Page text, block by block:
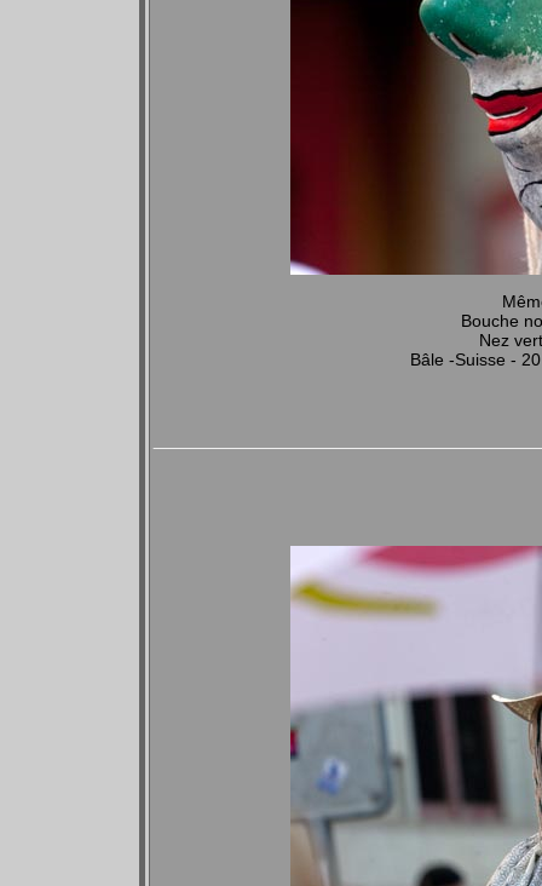
Bouche
Nez
Bâle -Suisse -